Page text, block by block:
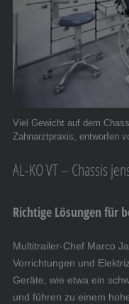
AL-KO VT – Chassis
Richtige Lösungen für
Multitrailer-Chef Marco
Vorrichtungen und
Geräte, wie etwa ein
und führen zu einem
Viel Gewicht auf dem
Zahnarztpraxis, entworfen
& Multitrailer GmbH